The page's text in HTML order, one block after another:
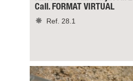
Call. FORMAT VIRTUAL
Ref. 28.1